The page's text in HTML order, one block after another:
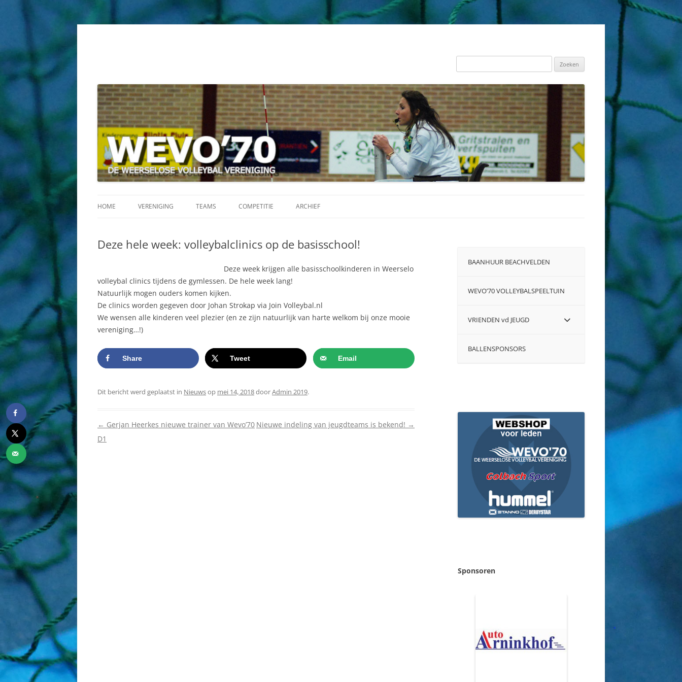
Zoeken
HOME VERENIGING
COMMISSIES
SPORTHAL
HISTORIE
TEAMS
DAMES 2
DAMES 3
DAMES 7
HEREN HEREN 1
JEUGD ABC MEISJES B1
MINIS
RECREANTEN
COMPETITIE ARCHIEF
Deze hele week: volleybalclinics op de basisschool!
Deze week krijgen alle basisschoolkinderen in Weerselo
volleybal clinics tijdens de gymlessen. De hele week lang!
Natuurlijk mogen ouders komen kijken.
De clinics worden gegeven door Johan Strokap via Join Volleybal.nl
We wensen alle kinderen veel plezier (en ze zijn natuurlijk van harte welkom bij onze mooie
vereniging…!)
Share Tweet Email
Dit bericht werd geplaatst in Nieuwsop mei 14, 2018doorAdmin 2019.
Berichtnavigatie
← Gerjan Heerkes nieuwe trainer van Wevo’70
D1
Nieuwe indeling van jeugdteams is bekend! →
BAANHUUR BEACHVELDEN
WEVO’70 VOLLEYBALSPEELTUIN
VRIENDEN vd JEUGD
BALLENSPONSORS
Sponsoren